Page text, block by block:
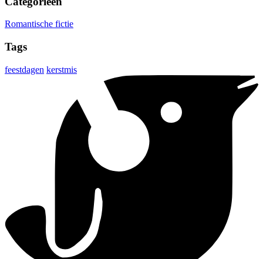
Romantische fictie
Tags
feestdagen kerstmis